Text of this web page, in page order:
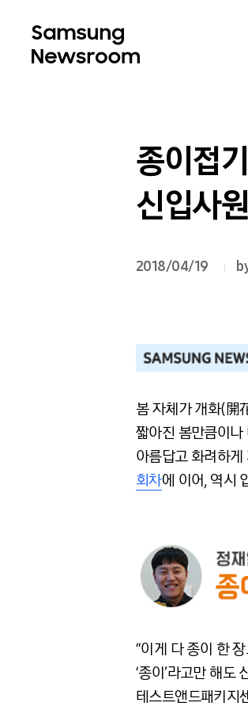
종이접
신입사
2018/04/19
봄 자체가 개화(開
짧아진 봄만큼이
아름답고 화려하
회차에 이어, 역시
“이게 다 종이 한
‘종이’라고만 해도
테스트앤드패키지